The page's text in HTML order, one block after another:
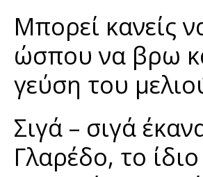
Μπορεί κανείς
ώσπου να βρω
γεύση του
Σιγά – σιγά
Γλαρέδο, το